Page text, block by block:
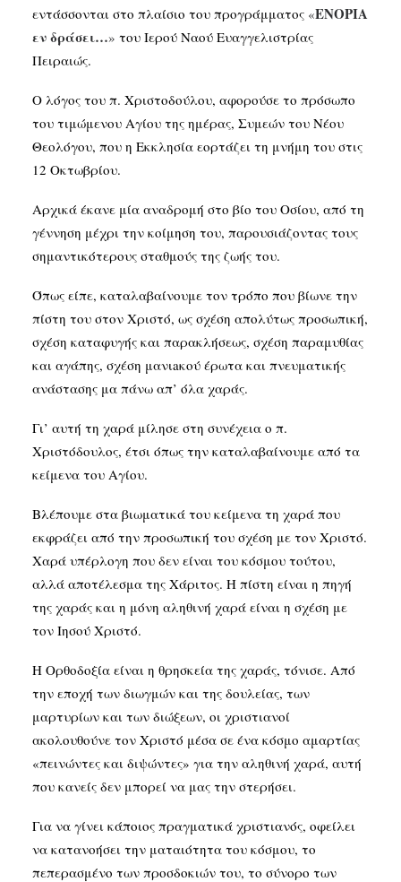
εντάσσονται στο πλαίσιο του προγράμματος «ΕΝΟΡΙΑ
εν δράσει…» του Ιερού Ναού Ευαγγελιστρίας
Πειραιώς.
Ο λόγος του π. Χριστοδούλου, αφορούσε το πρόσωπο
του τιμώμενου Αγίου της ημέρας, Συμεών του Νέου
Θεολόγου, που η Εκκλησία εορτάζει τη μνήμη του στις
12 Οκτωβρίου.
Αρχικά έκανε μία αναδρομή στο βίο του Οσίου, από τη
γέννηση μέχρι την κοίμηση του, παρουσιάζοντας τους
σημαντικότερους σταθμούς της ζωής του.
Όπως είπε, καταλαβαίνουμε τον τρόπο που βίωνε την
πίστη του στον Χριστό, ως σχέση απολύτως προσωπική,
σχέση καταφυγής και παρακλήσεως, σχέση παραμυθίας
και αγάπης, σχέση μανιaκού έρωτα και πνευματικής
ανάστασης μα πάνω απ’ όλα χαράς.
Γι’ αυτή τη χαρά μίλησε στη συνέχεια ο π.
Χριστόδουλος, έτσι όπως την καταλαβαίνουμε από τα
κείμενα του Αγίου.
Βλέπουμε στα βιωματικά του κείμενα τη χαρά που
εκφράζει από την προσωπική του σχέση με τον Χριστό.
Χαρά υπέρλογη που δεν είναι του κόσμου τούτου,
αλλά αποτέλεσμα της Χάριτος. Η πίστη είναι η πηγή
της χαράς και η μόνη αληθινή χαρά είναι η σχέση με
τον Ιησού Χριστό.
Η Ορθοδοξία είναι η θρησκεία της χαράς, τόνισε. Από
την εποχή των διωγμών και της δουλείας, των
μαρτυρίων και των διώξεων, οι χριστιανοί
ακολουθούνε τον Χριστό μέσα σε ένα κόσμο αμαρτίας
«πεινώντες και διψώντες» για την αληθινή χαρά, αυτή
που κανείς δεν μπορεί να μας την στερήσει.
Για να γίνει κάποιος πραγματικά χριστιανός, οφείλει
να κατανοήσει την ματαιότητα του κόσμου, το
πεπερασμένο των προσδοκιών του, το σύνορο των